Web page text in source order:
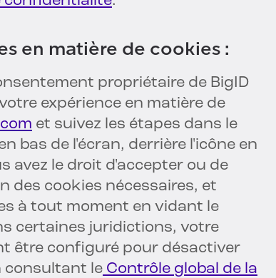
en matière de cookies :
propriétaire de BigID
expérience en matière de
et suivez les étapes dans le
bas de l'écran, derrière l'icône en
avez le droit d'accepter ou de
des cookies nécessaires, et
à tout moment en vidant le
certaines juridictions, votre
être configuré pour désactiver
consultant le Contrôle global de la